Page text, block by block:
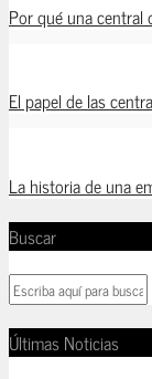
Por qué una central
El papel de las
La historia de una
Buscar
Últimas Noticias